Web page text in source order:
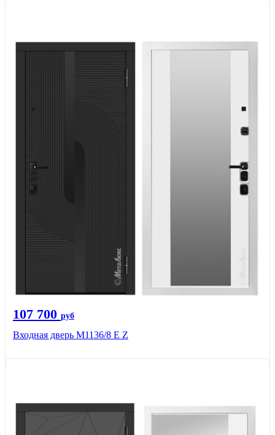
107 700 руб
Входная дверь М1136/8 Е Z